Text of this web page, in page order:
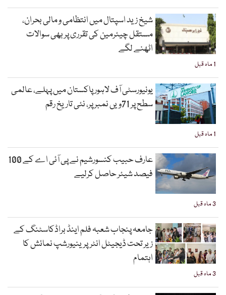
1 ماہ قبل
شیخ زید اسپتال میں انتظامی و مالی بحران،
مستقل چیئرمین کی تقرری پر بھی سوالات
اٹھنے لگے
1 ماہ قبل
یونیورسٹی آف لاہور پاکستان میں پہلے، عالمی
سطح پر 71ویں نمبر پر، نئی تاریخ رقم
3 ماہ قبل
عارف حبیب کنسورشیم نے پی آئی اے کے 100
فیصد شیئر حاصل کرلیے
3 ماہ قبل
جامعہ پنجاب شعبہ فلم اینڈ براڈکاسٹنگ کے
زیر تحت ڈیجیٹل انٹرپرینیورشپ نمائش کا
اہتمام